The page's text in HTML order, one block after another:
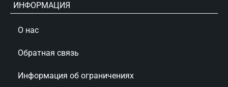
ИНФОРМАЦИЯ
О нас
Обратная связь
Информация об ограничениях